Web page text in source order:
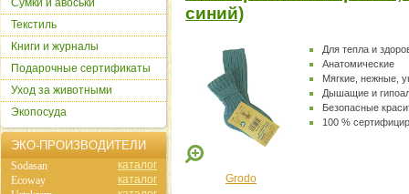
синий)
Для тепла и
Анатомические
Мягкие, нежные,
Дышащие и
Безопасные
100 %
Grodo
Сумки и авоськи
Текстиль
Книги и журналы
Подарочные сертификаты
Уход за животными
Экопосуда
ЭКО-ПРОИЗВОДИТЕЛИ
Sodasan
каталог
Ecoway
каталог